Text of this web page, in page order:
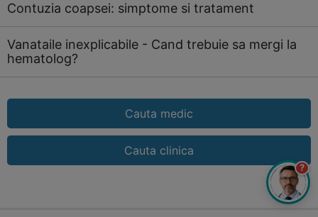
Contuzia coapsei: simptome si tratament
Vanataile inexplicabile - Cand trebuie sa mergi la
hematolog?
Cauta medic
Cauta clinica
?